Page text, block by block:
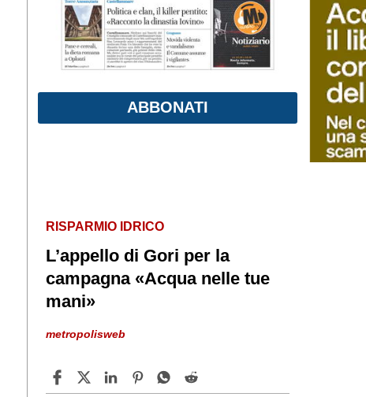
ABBONATI
RISPARMIO IDRICO
L’appello di Gori per la
campagna «Acqua nelle tue
mani»
metropolisweb